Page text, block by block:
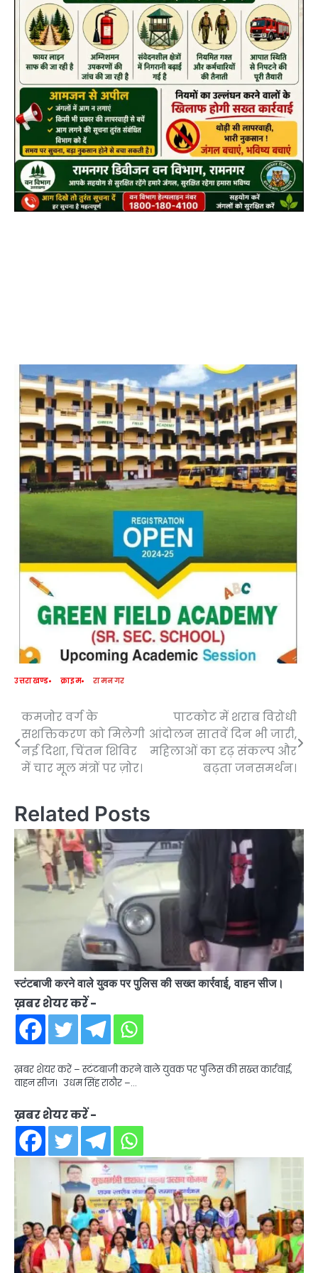
उत्तराखण्ड क्राइम रामनगर
Post
navigation
कमजोर वर्ग के
सशक्तिकरण को मिलेगी
नई दिशा, चिंतन शिविर
में चार मूल मंत्रों पर ज़ोर।
पाटकोट में शराब विरोधी
आंदोलन सातवें दिन भी जारी,
महिलाओं का दृढ़ संकल्प और
बढ़ता जनसमर्थन।
Related Posts
स्टंटबाजी करने वाले युवक पर पुलिस की सख्त कार्रवाई, वाहन सीज।
ख़बर शेयर करें -
ख़बर शेयर करें – स्टंटबाजी करने वाले युवक पर पुलिस की सख्त कार्रवाई,
वाहन सीज। उधम सिंह राठौर –…
ख़बर शेयर करें -